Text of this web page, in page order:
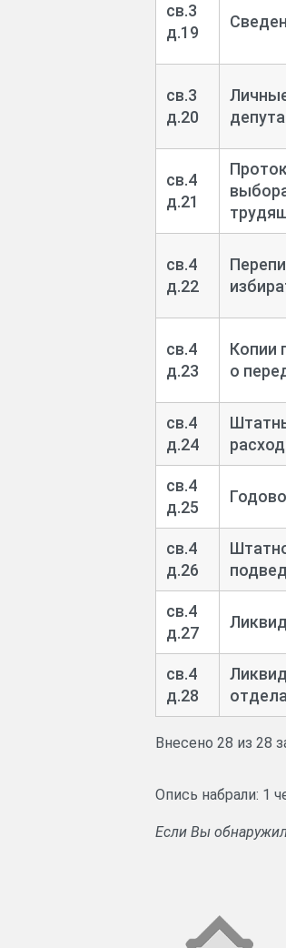
св.3
д.19
св.3
д.20
св.4
д.21
св.4
д.22
св.4
д.23
Копии
о
св.4
д.24
св.4
д.25
св.4
д.26
св.4
д.27
св.4
д.28
Внесено 28 из 28
Опись набрали: 1
Если Вы